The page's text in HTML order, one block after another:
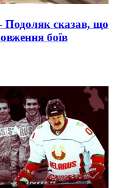
Подоляк сказав, що
боїв